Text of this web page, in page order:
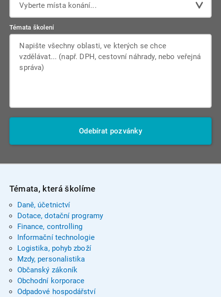
Vyberte místa konání...
Témata školení
Odebírat pozvánky
Témata, která školíme
Daně, účetnictví
Dotace, dotační programy
Finance, controlling
Informační technologie
Logistika, pohyb zboží
Mzdy, personalistika
Občanský zákoník
Obchodní korporace
Odpadové hospodářství